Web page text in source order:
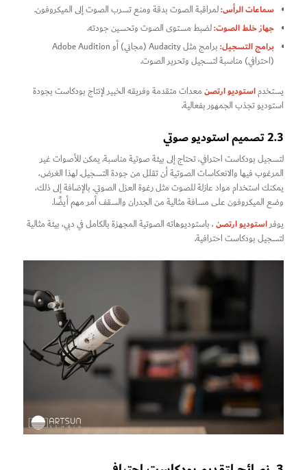
سماعات الرأس:لمراقبة الصوت بدقة ومنع تسرب الصوت إلى الميكروفون.
جهاز خلط الصوت:لضبط مستوى الصوت وتحسين جودته.
برامج التسجيل:
برامج مثل Audacity (مجاني) أو Adobe Audition
(احترافي) مناسبة لتسجيل وتحرير الصوت.
يستخدماستوديو ارتصنمعدات متقدمة وفريقه الخبير لإنتاج بودكاست بجودة
استوديو تجذب الجمهور بفعالية.
2.3 تصميم استوديو صوتي
لتسجيل بودكاست احترافي، تحتاج إلى بيئة صوتية مناسبة. يمكن للأصوات غير
المرغوب فيها والانعكاسات الصوتية أن تقلل من جودة التسجيل. لهذا الغرض،
يمكنك استخدام مواد عازلة للصوت مثل رغوة العزل الصوتي. بالإضافة إلى ذلك،
وضع الميكروفون على مسافة مثالية من الجدران والسقف أمر مهم أيضًا.
يوفراستوديو ارتصن، باستوديوهاته الصوتية المجهزة بالكامل في دبي، بيئة مثالية
لتسجيل بودكاست احترافية.